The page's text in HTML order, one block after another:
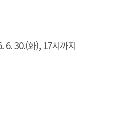
6. 30.(화), 17시까지